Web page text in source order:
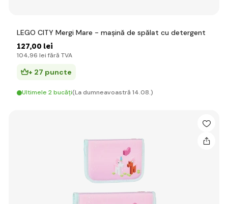
LEGO CITY Mergi Mare - mașină de spălat cu detergent
127,00 lei
104,96 lei fără TVA
+ 27 puncte
Ultimele 2 bucăți(La dumneavoastră 14.08.)